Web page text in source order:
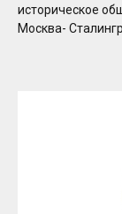
историческое
Москва-